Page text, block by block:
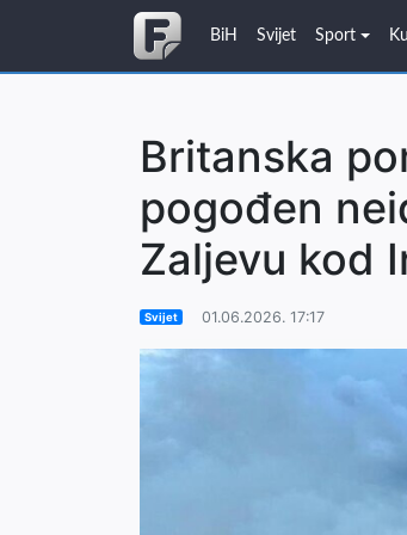
BiH Svijet Sport
Britanska
pogođen
Zaljevu kod
Svijet 01.06.2026. 17:17